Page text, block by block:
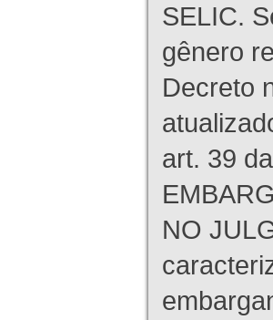
SELIC.
gênero
Decreto
art. 39
NO